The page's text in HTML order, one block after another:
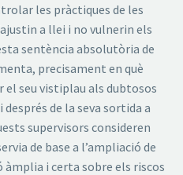
les pràctiques de les
a llei i no vulnerin els
sentència absolutòria de
precisament en què
el seu vistiplau als dubtosos
de la seva sortida a
supervisors consideren
de base a l’ampliació de
i certa sobre els riscos